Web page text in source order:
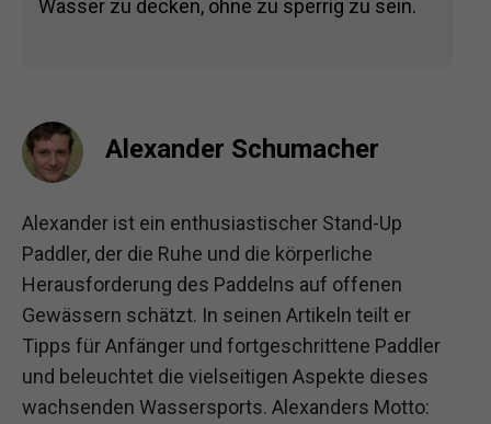
Wasser zu decken, ohne zu sperrig zu sein.
Alexander Schumacher
Alexander ist ein enthusiastischer Stand-Up
Paddler, der die Ruhe und die körperliche
Herausforderung des Paddelns auf offenen
Gewässern schätzt. In seinen Artikeln teilt er
Tipps für Anfänger und fortgeschrittene Paddler
und beleuchtet die vielseitigen Aspekte dieses
wachsenden Wassersports. Alexanders Motto: